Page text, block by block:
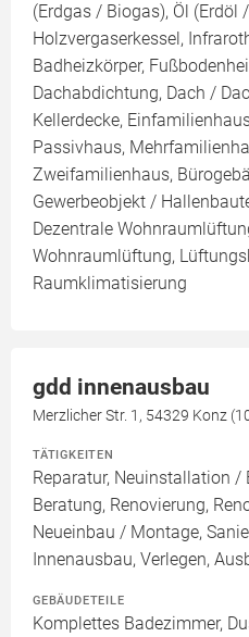
(Erdgas / Biogas), Öl (Erdöl
Holzvergaserkessel,
Badheizkörper,
Dachabdichtung, Dach /
Kellerdecke,
Passivhaus,
Zweifamilienhaus,
Gewerbeobjekt /
Dezentrale
Wohnraumlüftung,
Raumklimatisierung
gdd innenausbau
Merzlicher Str. 1, 54329 Konz
TÄTIGKEITEN
Reparatur, Neuinstallation /
Beratung, Renovierung,
Neueinbau / Montage,
Innenausbau, Verlegen,
GEBÄUDETEILE
Komplettes Badezimmer,